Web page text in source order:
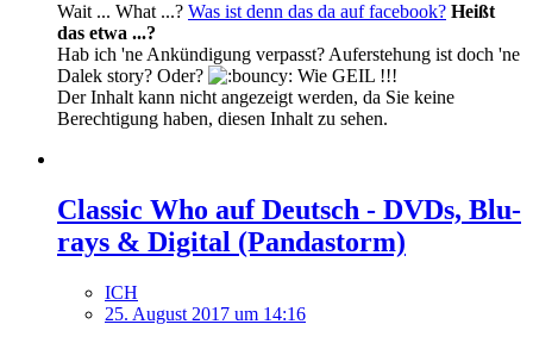
Wait ... What ...? Was ist denn das da auf facebook? Heißt
das etwa ...?
Hab ich 'ne Ankündigung verpasst? Auferstehung ist doch 'ne
Dalek story? Oder?
Wie GEIL !!!
Der Inhalt kann nicht angezeigt werden, da Sie keine
Berechtigung haben, diesen Inhalt zu sehen.
Classic Who auf Deutsch - DVDs, Blu-
rays & Digital (Pandastorm)
ICH
25. August 2017 um 14:16